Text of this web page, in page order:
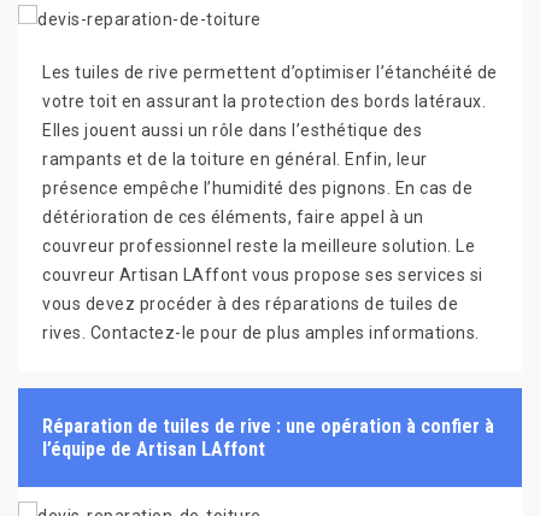
Les tuiles de rive permettent d’optimiser l’étanchéité de
votre toit en assurant la protection des bords latéraux.
Elles jouent aussi un rôle dans l’esthétique des
rampants et de la toiture en général. Enfin, leur
présence empêche l’humidité des pignons. En cas de
détérioration de ces éléments, faire appel à un
couvreur professionnel reste la meilleure solution. Le
couvreur Artisan LAffont vous propose ses services si
vous devez procéder à des réparations de tuiles de
rives. Contactez-le pour de plus amples informations.
Réparation de tuiles de rive : une opération à confier à
l’équipe de Artisan LAffont